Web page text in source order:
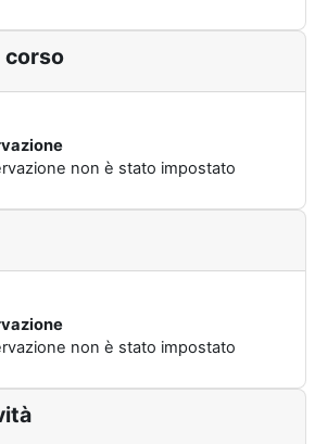
corso
non è stato impostato
non è stato impostato